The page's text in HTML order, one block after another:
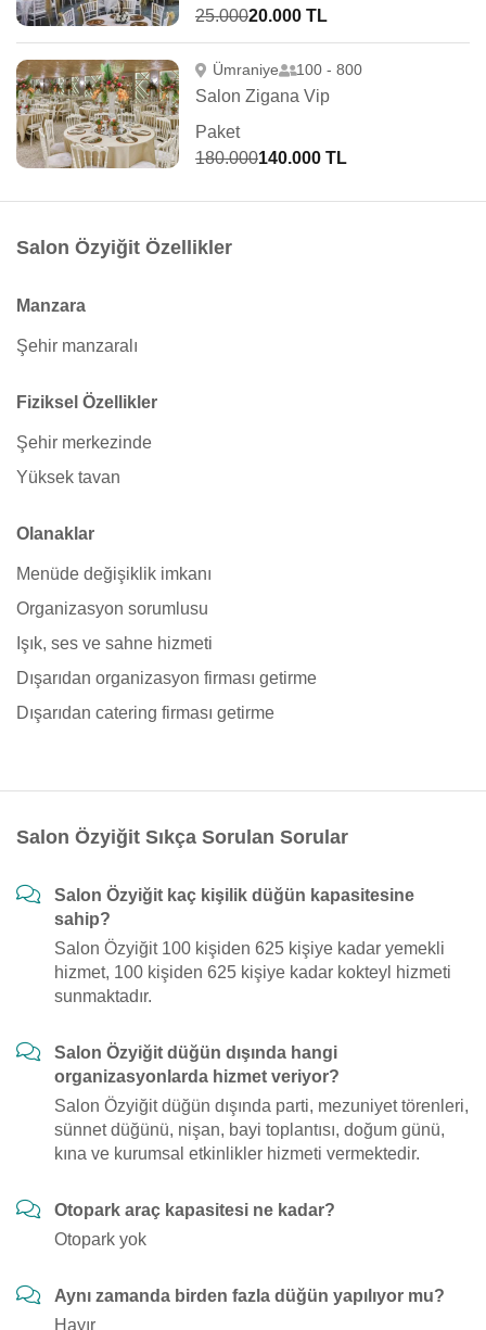
25.00020.000 TL
Ümraniye 100 - 800
Salon Zigana Vip
Paket
180.000140.000 TL
Salon Özyiğit Özellikler
Manzara
Şehir manzaralı
Fiziksel Özellikler
Şehir merkezinde
Yüksek tavan
Olanaklar
Menüde değişiklik imkanı
Organizasyon sorumlusu
Işık, ses ve sahne hizmeti
Dışarıdan organizasyon firması getirme
Dışarıdan catering firması getirme
Salon Özyiğit Sıkça Sorulan Sorular
Salon Özyiğit kaç kişilik düğün kapasitesine
sahip?
Salon Özyiğit 100 kişiden 625 kişiye kadar yemekli
hizmet, 100 kişiden 625 kişiye kadar kokteyl hizmeti
sunmaktadır.
Salon Özyiğit düğün dışında hangi
organizasyonlarda hizmet veriyor?
Salon Özyiğit düğün dışında parti, mezuniyet törenleri,
sünnet düğünü, nişan, bayi toplantısı, doğum günü,
kına ve kurumsal etkinlikler hizmeti vermektedir.
Otopark araç kapasitesi ne kadar?
Otopark yok
Aynı zamanda birden fazla düğün yapılıyor mu?
Hayır